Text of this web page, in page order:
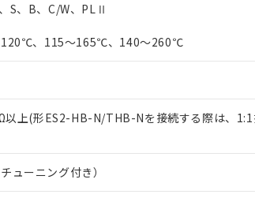
S、B、C/W、PLⅡ
120℃、115～165℃、140～260℃
以上(形ES2-HB-N/THB-Nを接続する際は、1:1
ューニング付き）